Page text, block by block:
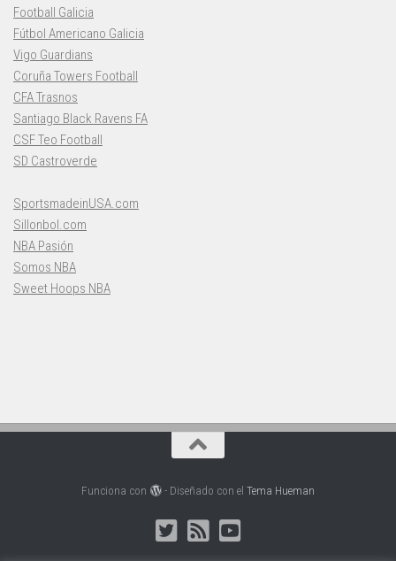
Football Galicia
Fútbol Americano Galicia
Vigo Guardians
Coruña Towers Football
CFA Trasnos
Santiago Black Ravens FA
CSF Teo Football
SD Castroverde
SportsmadeinUSA.com
Sillonbol.com
NBA Pasión
Somos NBA
Sweet Hoops NBA
Funciona con - Diseñado con el Tema Hueman